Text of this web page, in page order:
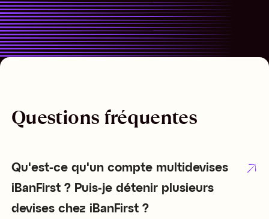
Questions fréquentes
Qu'est-ce qu'un compte multidevises
iBanFirst ? Puis-je détenir plusieurs
devises chez iBanFirst ?